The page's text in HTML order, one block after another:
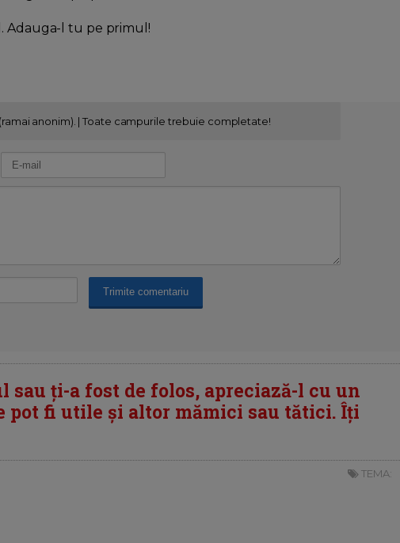
Adauga-l tu pe primul!
anonim). | Toate campurile trebuie completate!
ți-a fost de folos, apreciază-l cu un
pot fi utile și altor mămici sau tătici. Îți
TEMA: